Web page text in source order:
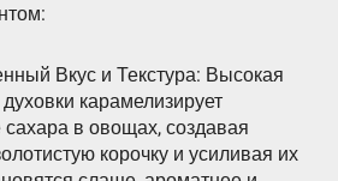
Вкус и Текстура: Высокая
карамелизирует
в овощах, создавая
корочку и усиливая их